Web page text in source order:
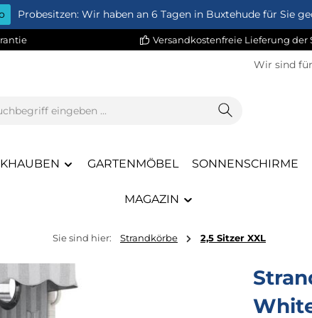
Probesitzen: Wir haben an 6 Tagen in Buxtehude für Sie
Versandkostenfreie Lieferung der
Wir sind
GARTENMÖBEL SONNENSCHIRME
MAGAZIN
Sie sind hier: Strandkörbe 2,5 Sitzer XXL